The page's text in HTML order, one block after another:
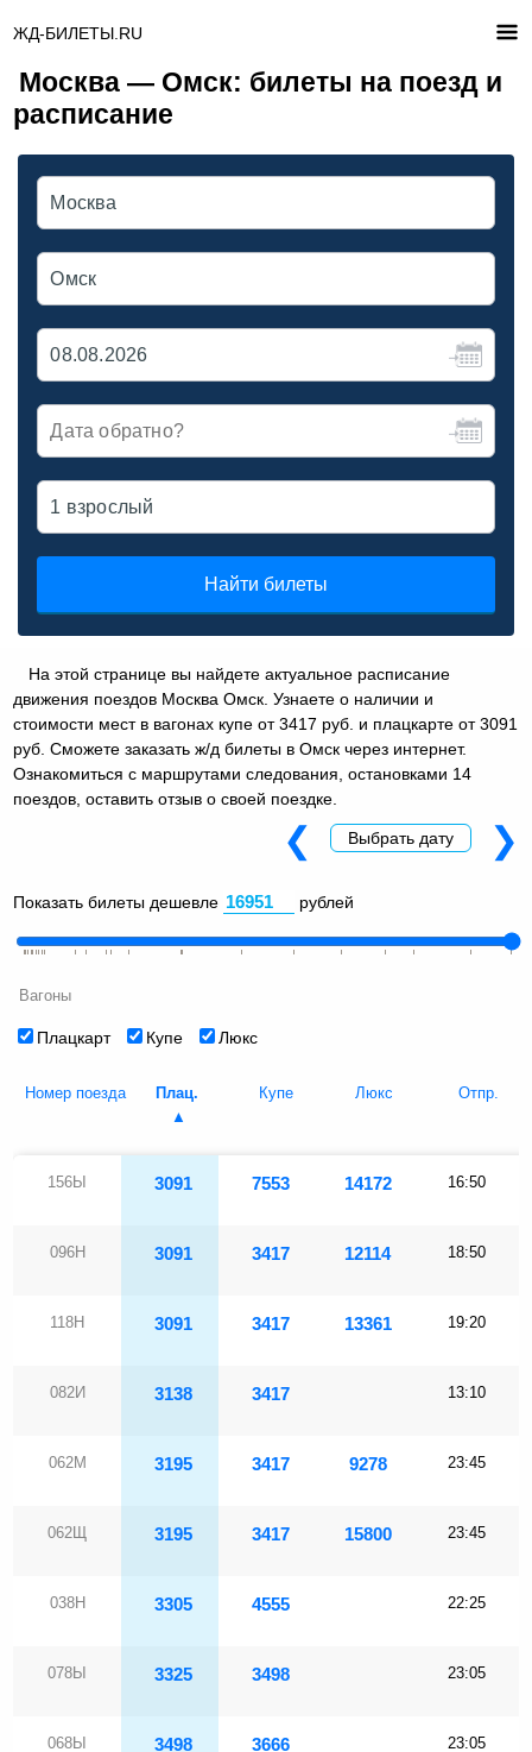
ЖД-БИЛЕТЫ.RU
Москва — Омск: билеты на поезд и
расписание
Найти билеты
На этой странице вы найдете актуальное расписание
движения поездов Москва Омск. Узнаете о наличии и
стоимости мест в вагонах купе от 3417 руб. и плацкарте от 3091
руб. Сможете заказать ж/д билеты в Омск через интернет.
Ознакомиться с маршрутами следования, остановками 14
поездов, оставить отзыв о своей поездке.
Показать билеты дешевле рублей
Вагоны
Плацкарт Купе Люкс
❮ Выбрать дату ❯
Номер поезда Плац. Купе Люкс Отпр.
156Ы 3091 7553 14172 16:50
096Н 3091 3417 12114 18:50
118Н 3091 3417 13361 19:20
082И 3138 3417 13:10
062М 3195 3417 9278 23:45
062Щ 3195 3417 15800 23:45
038Н 3305 4555 22:25
078Ы 3325 3498 23:05
068Ы 3498 3666 23:05